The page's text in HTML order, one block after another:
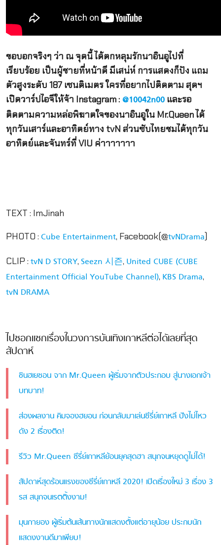
ขอบอกจริงๆ ว่า ณ จุดนี้ ได้ตกหลุมรักนาอินอูไปที่
เรียบร้อย เป็นผู้ชายที่หน้าดี มีเสน่ห์ การแสดงก็ปัง แถม
ตัวสูงระดับ 187 เซนติเมตร ใครที่อยากไปติดตาม สุดฯ
เปิดวาร์ปไอจีให้จ้า Instagram :@10042n00และรอ
ติดตามความหล่อพิฆาตใจของนาอินอูใน Mr.Queen ได้
ทุกวันเสาร์และอาทิตย์ทาง tvN ส่วนซับไทยชมได้ทุกวัน
อาทิตย์และจันทร์ที่ VIU ค่าาาาาาา
TEXT : ImJinah
PHOTO : Cube Entertainment, Facebook(@tvNDrama)
CLIP : tvN D STORY, Seezn 시즌, United CUBE (CUBE
Entertainment Official YouTube Channel), KBS Drama,
tvN DRAMA
ไปซอกแซกเรื่องในวงการบันเทิงเกาหลีต่อได้เลยที่สุด
สัปดาห์
ชินฮเยซอน จาก Mr.Queen ผู้เริ่มจากตัวประกอบ สู่นางเอกเจ้า
บทบาท!
ส่องผลงาน คิมจองฮยอน ก่อนกลับมาเล่นซีรี่ย์เกาหลี ปังไม่ไหว
ดัง 2 เรื่องติด!
รีวิว Mr.Queen ซีรี่ย์เกาหลีย้อนยุคสุดฮา สนุกจนหยุดดูไม่ได้!
สัปดาห์สุดร้อนแรงของซีรี่ย์เกาหลี 2020! เปิดเรื่องใหม่ 3 เรื่อง 3
รส สนุกจนเรตติ้งงาม!
มุนกายอง ผู้เริ่มต้นเส้นทางนักแสดงตั้งแต่อายุน้อย ประกบนัก
แสดงงานดีมาเพียบ!